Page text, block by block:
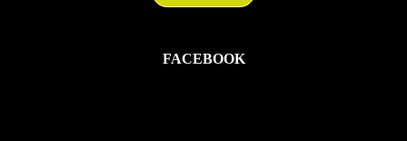
FACEBOOK